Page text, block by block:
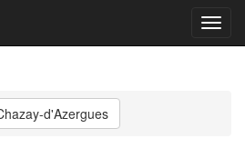
Menu
d'Azergues